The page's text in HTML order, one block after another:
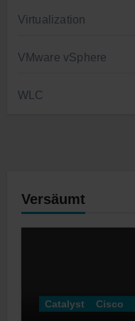
Virtualization
VMware vSphere
WLC
Versäumt
Catalyst Cisco